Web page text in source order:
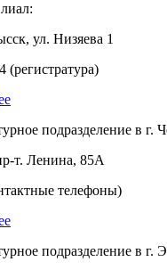
ул. Низяева 1
(регистратура)
подразделение в г.
т. Ленина, 85А
телефоны)
подразделение в г.